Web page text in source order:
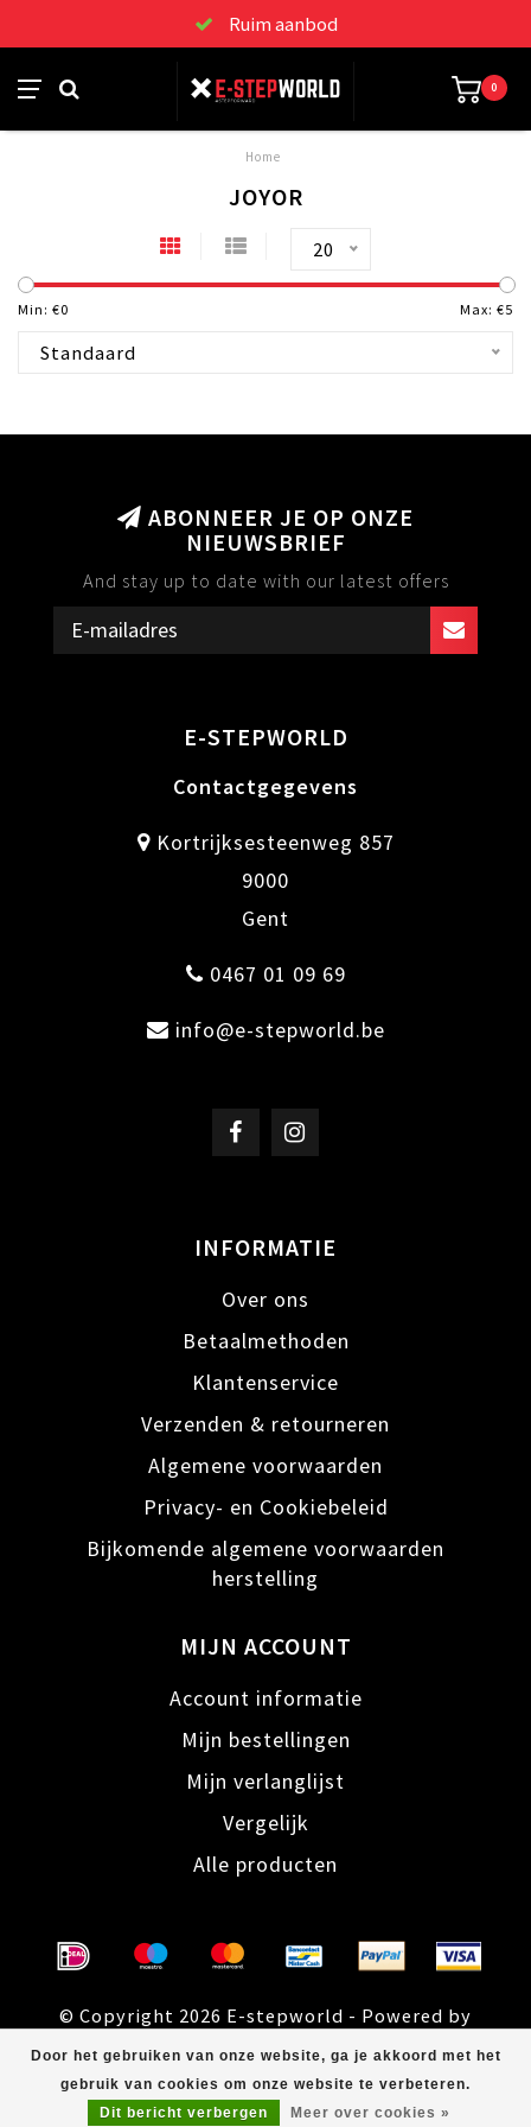
Ruim aanbod
0
Home
JOYOR
20
Min: €0 Max: €5
Standaard
Door het gebruiken van onze website, ga je akkoord met het
gebruik van cookies om onze website te verbeteren.
Dit bericht verbergen
Meer over cookies »
ABONNEER JE OP ONZE
NIEUWSBRIEF
And stay up to date with our latest offers
E-STEPWORLD
Contactgegevens
Kortrijksesteenweg 857
9000
Gent
0467 01 09 69
info@e-stepworld.be
INFORMATIE
Over ons
Betaalmethoden
Klantenservice
Verzenden & retourneren
Algemene voorwaarden
Privacy- en Cookiebeleid
Bijkomende algemene voorwaarden
herstelling
MIJN ACCOUNT
Account informatie
Mijn bestellingen
Mijn verlanglijst
Vergelijk
Alle producten
© Copyright 2026 E-stepworld - Powered by
Lightspeed- Theme byDyvelopment